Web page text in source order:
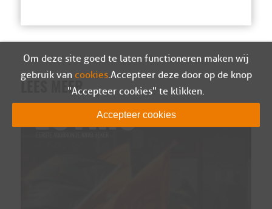
LEES MEER
Om deze site goed te laten functioneren maken wij
gebruik van cookies. Accepteer deze door op de knop
"Accepteer cookies" te klikken.
Accepteer cookies